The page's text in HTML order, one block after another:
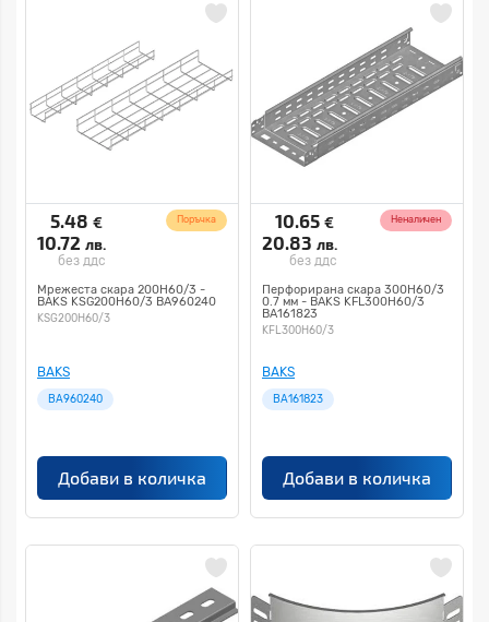
5.48 €
10.72 лв.
без ддс
Поръчка
Мрежеста скара 200H60/3 -
BAKS KSG200H60/3 BA960240
KSG200H60/3
BAKS
BA960240
Добави в количка
10.65 €
20.83 лв.
без ддс
Неналичен
Перфорирана скара 300Н60/3
0.7 мм - BAKS KFL300H60/3
BA161823
KFL300H60/3
BAKS
BA161823
Добави в количка